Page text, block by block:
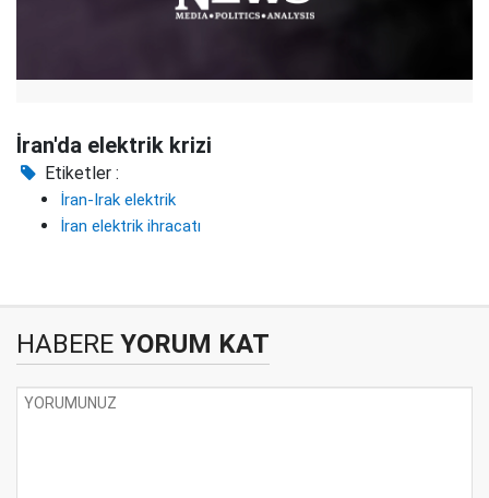
İran'da elektrik krizi
Etiketler :
İran-Irak elektrik
İran elektrik ihracatı
HABERE YORUM KAT